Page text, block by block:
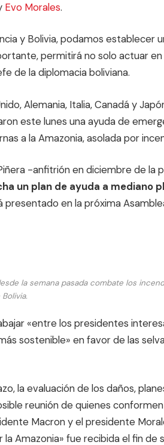
Evo Morales.
y Bolivia, podamos establecer
permitirá no solo actuar
de la diplomacia boliviana.
Alemania, Italia, Canadá y
este lunes una ayuda de
a la Amazonia, asolada por
-anfitrión en diciembre de la
un plan de ayuda a mediano
presentado en la próxima
la semana pasada combate los
Bolivia.
«entre los presidentes
sostenible» en favor de las
la evaluación de los daños,
reunión de quienes conformen
Macron y el presidente
la Amazonia» fue recibida el fin de